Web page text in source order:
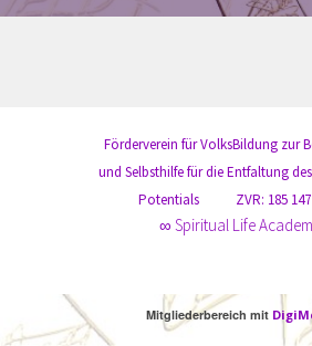
Förderverein für VolksBildung zur
und Selbsthilfe für die Entfaltung
Potentials
ZVR: 185
∞ Spiritual Life
Mitgliederbereich mit